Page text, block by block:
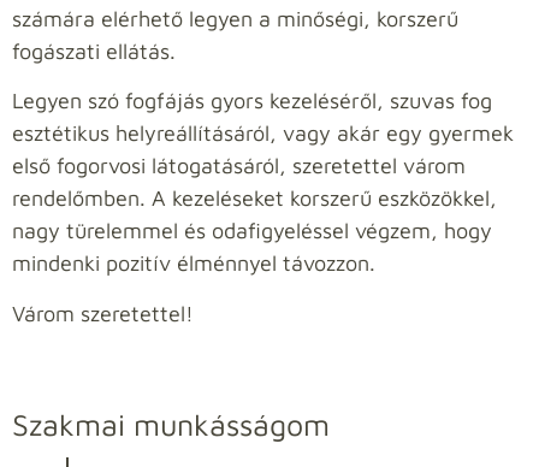
számára elérhető legyen a minőségi, korszerű
fogászati ellátás.
Legyen szó fogfájás gyors kezeléséről, szuvas fog
esztétikus helyreállításáról, vagy akár egy gyermek
első fogorvosi látogatásáról, szeretettel várom
rendelőmben. A kezeléseket korszerű eszközökkel,
nagy türelemmel és odafigyeléssel végzem, hogy
mindenki pozitív élménnyel távozzon.
Várom szeretettel!
Szakmai munkásságom